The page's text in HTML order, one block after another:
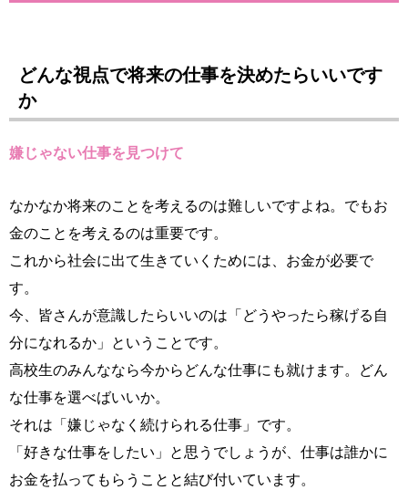
どんな視点で将来の仕事を決めたらいいです
か
嫌じゃない仕事を見つけて
なかなか将来のことを考えるのは難しいですよね。でもお
金のことを考えるのは重要です。
これから社会に出て生きていくためには、お金が必要で
す。
今、皆さんが意識したらいいのは「どうやったら稼げる自
分になれるか」ということです。
高校生のみんななら今からどんな仕事にも就けます。どん
な仕事を選べばいいか。
それは「嫌じゃなく続けられる仕事」です。
「好きな仕事をしたい」と思うでしょうが、仕事は誰かに
お金を払ってもらうことと結び付いています。